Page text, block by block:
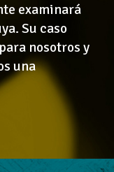
examinará
Su caso
nosotros y
una